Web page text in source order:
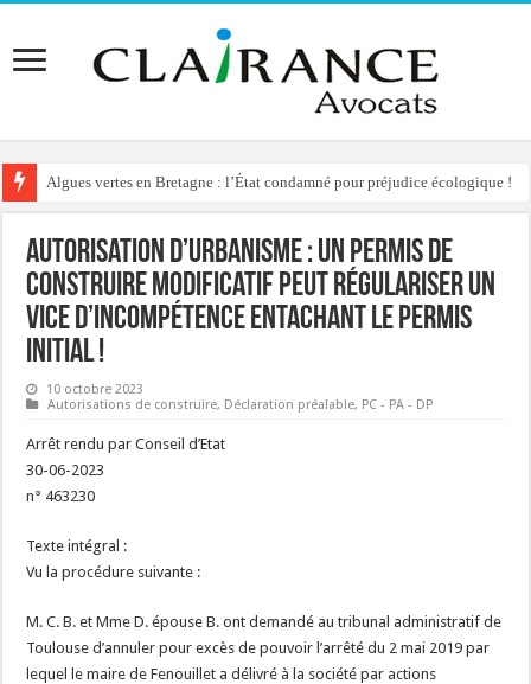
Algues vertes en Bretagne : l’État condamné pour préjudice écologique !
Reconstruction de chalets d’alpage : le préfet condamné à délivrer
Autorisation d’urbanisme : un permis de
construire modificatif peut régulariser un
vice d’incompétence entachant le permis
initial !
10 octobre 2023
Autorisations de construire, Déclaration préalable, PC - PA - DP
Arrêt rendu par Conseil d’Etat
30-06-2023
n° 463230
Texte intégral :
Vu la procédure suivante :
M. C. B. et Mme D. épouse B. ont demandé au tribunal administratif de
Toulouse d’annuler pour excès de pouvoir l’arrêté du 2 mai 2019 par
lequel le maire de Fenouillet a délivré à la société par actions